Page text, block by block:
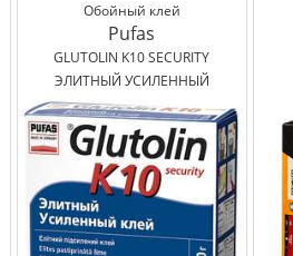
Обойный клей
Pufas
GLUTOLIN K10 SECURITY
ЭЛИТНЫЙ УСИЛЕННЫЙ